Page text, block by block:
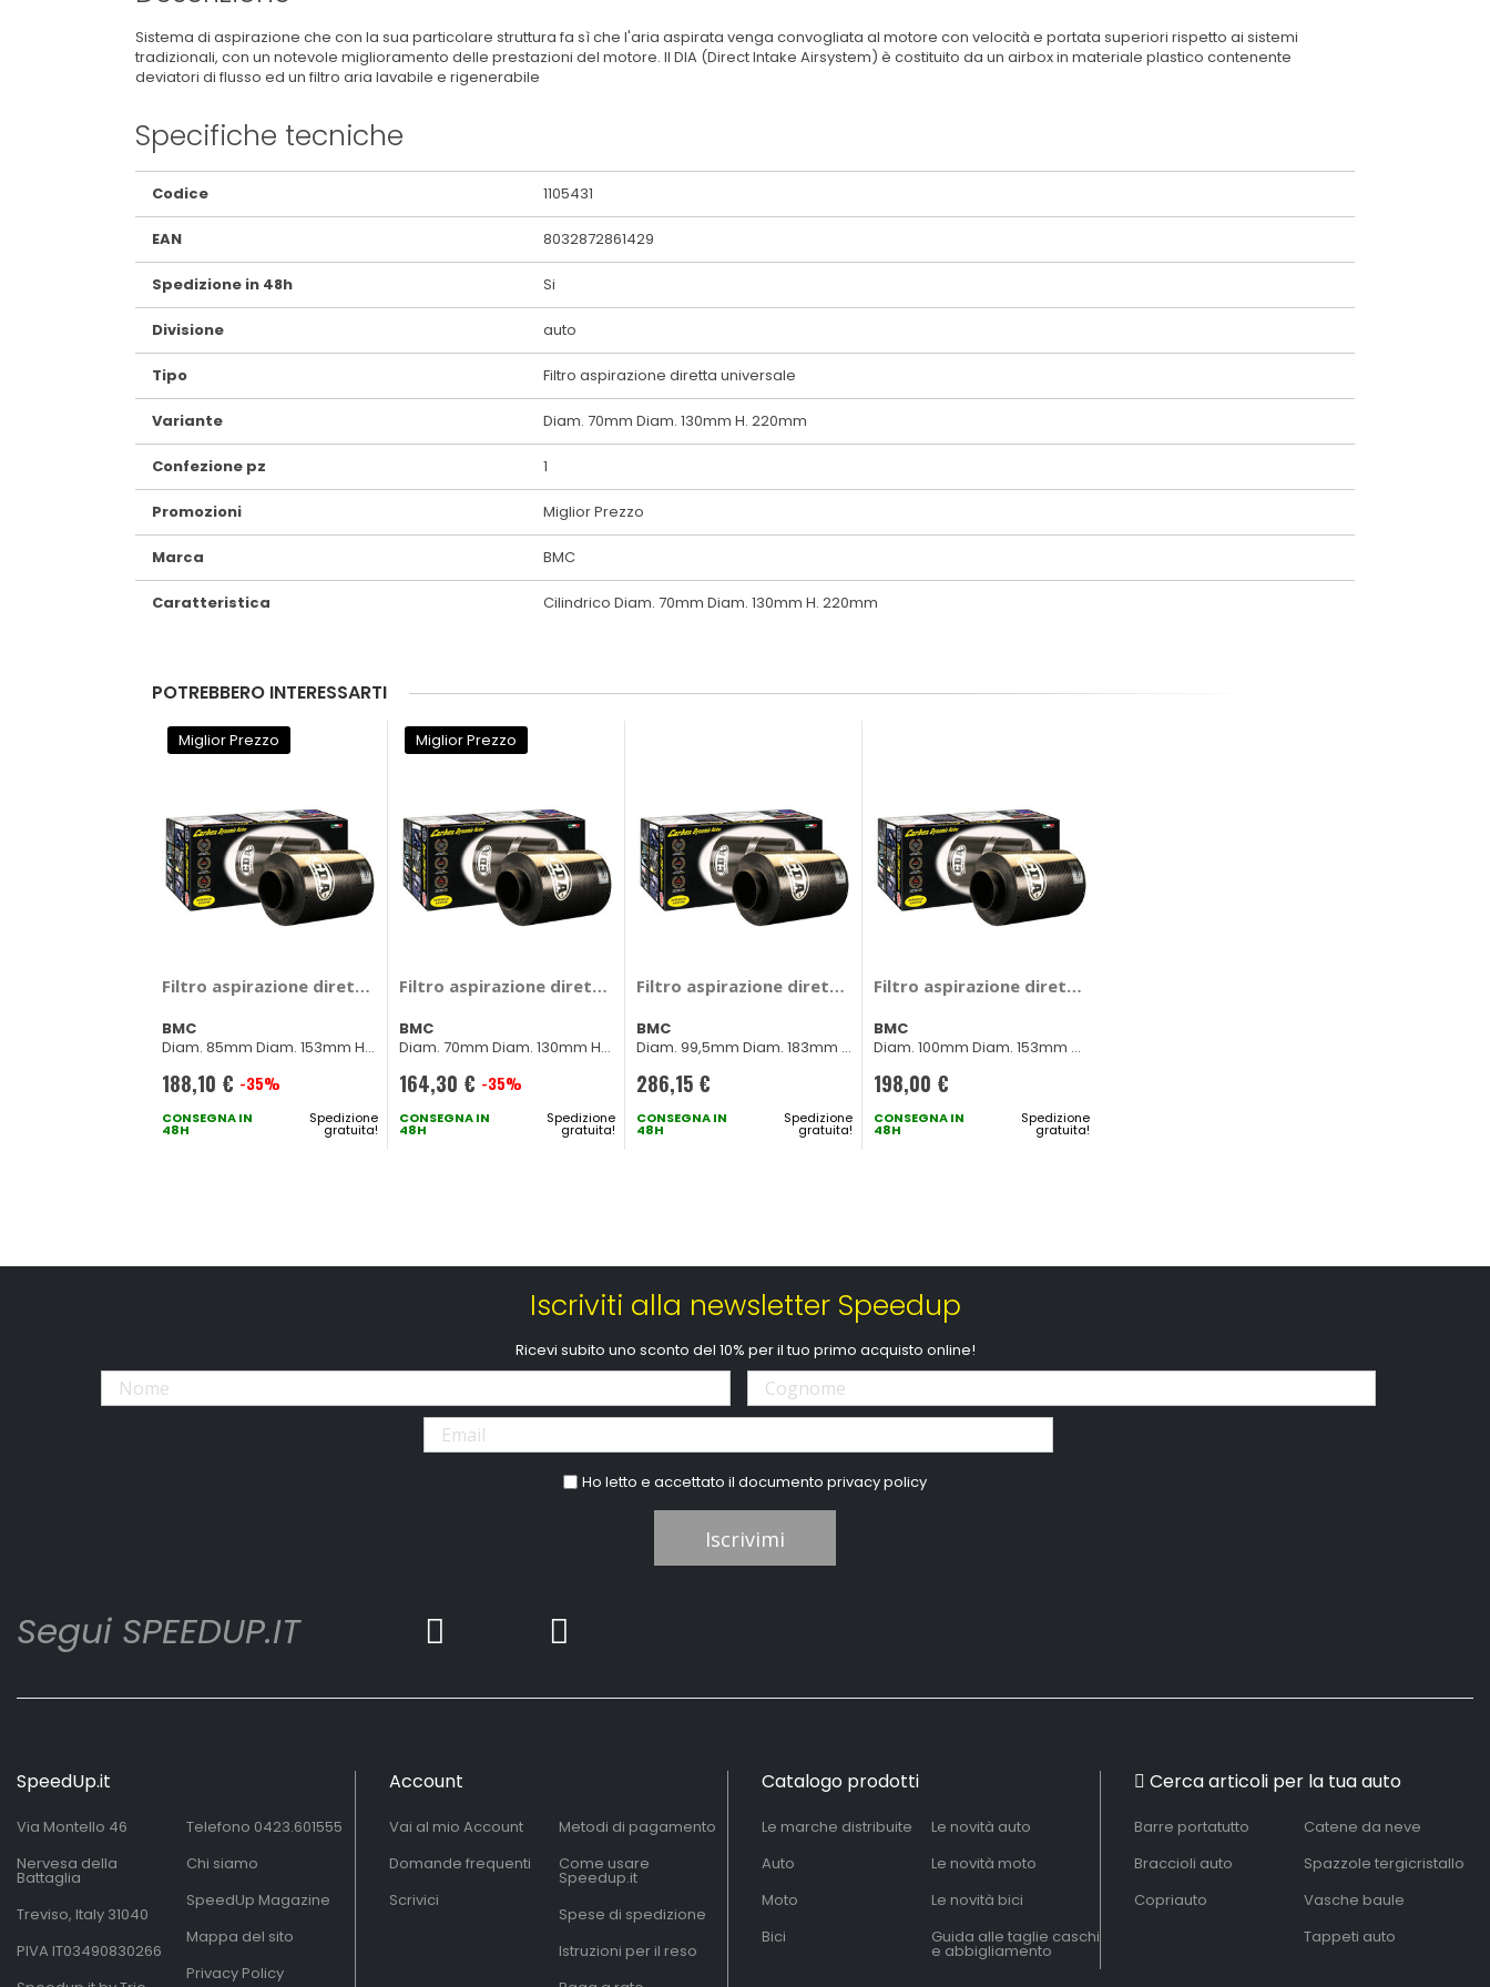
Sistema di aspirazione che con la sua particolare struttura fa sì che l'aria aspirata venga convogliata al motore con velocità e portata superiori rispetto ai sistemi
tradizionali, con un notevole miglioramento delle prestazioni del motore. Il DIA (Direct Intake Airsystem) è costituito da un airbox in materiale plastico contenente
deviatori di flusso ed un filtro aria lavabile e rigenerabile
Specifiche tecniche
Maggiori
Informazioni
Codice 1105431
EAN 8032872861429
Spedizione in 48h Si
Divisione auto
Tipo Filtro aspirazione diretta universale
Variante Diam. 70mm Diam. 130mm H. 220mm
Confezione pz 1
Promozioni Miglior Prezzo
Marca BMC
Caratteristica Cilindrico Diam. 70mm Diam. 130mm H. 220mm
POTREBBERO INTERESSARTI
Miglior Prezzo
Filtro aspirazione diretta universale ACCDA 85-150 - BMC Alfa Romeo 166, Audi 80, A4, S4, Bmw Serie 3, Serie 5, Ferrari 348, 355, 360 Modena, Ford Probe
BMC
Diam. 85mm Diam. 153mm H
Prezzo
speciale
188,10 € -35%
CONSEGNA IN
48H
Spedizione
gratuita!
Miglior Prezzo
Filtro aspirazione diretta universale ACCDA 70-130 - BMC Alfa Romeo 145, 147, Bmw Z3, Citroen Saxo, Xsara, Fiat Bravo, Punto,
BMC
Diam. 70mm Diam. 130mm H
Prezzo
speciale
164,30 € -35%
CONSEGNA IN
48H
Spedizione
gratuita!
Filtro aspirazione diretta universale ACCDA 100-220-01 - BMC
BMC
Diam. 99,5mm Diam. 183mm H
286,15 €
CONSEGNA IN
48H
Spedizione
gratuita!
Filtro aspirazione diretta universale ACCDA 100-150 - BMC
BMC
Diam. 100mm Diam. 153mm H
198,00 €
CONSEGNA IN
48H
Spedizione
gratuita!
Iscriviti alla newsletter Speedup
Ricevi subito uno sconto del 10% per il tuo primo acquisto online!
Ho letto e accettato il documentoprivacy policy
Iscrivimi
Segui SPEEDUP.IT
SpeedUp.it
Via Montello 46
Nervesa della
Battaglia
Treviso, Italy 31040
PIVA IT03490830266
Telefono 0423.601555
Chi siamo
SpeedUp Magazine
Mappa del sito
Privacy Policy
Account
Vai al mio Account
Domande frequenti
Scrivici
Metodi di pagamento
Come usare
Speedup.it
Spese di spedizione
Istruzioni per il reso
Catalogo prodotti
Le marche distribuite
Auto
Moto
Bici
Le novità auto
Le novità moto
Le novità bici
Guida alle taglie caschi
e abbigliamento
Cerca articoli per la tua auto
Barre portatutto
Braccioli auto
Copriauto
Catene da neve
Spazzole tergicristallo
Vasche baule
Tappeti auto